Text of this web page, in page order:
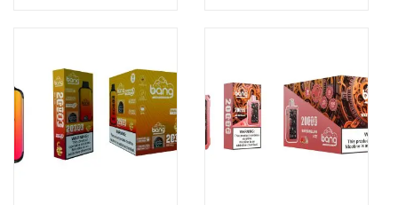
voor fruitige genot